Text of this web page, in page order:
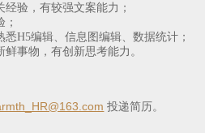
验，有较强文案能力；
H5编辑、信息图编辑、数据统计；
事物，有创新思考能力。
投递简历。